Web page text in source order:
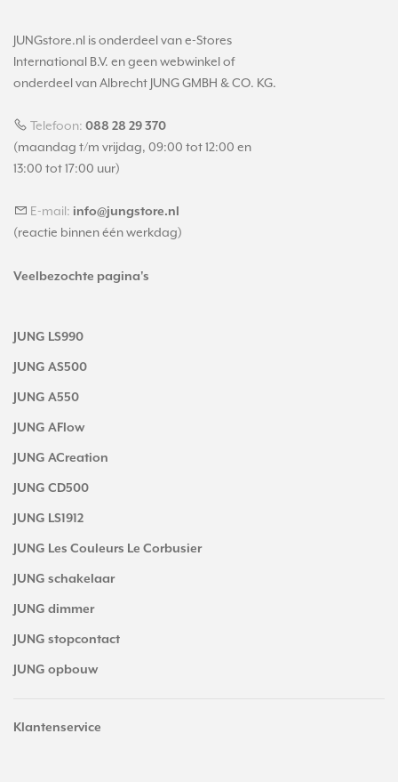
JUNGstore.nl is onderdeel van e-Stores
International B.V. en geen webwinkel of
onderdeel van Albrecht JUNG GMBH & CO. KG.
Telefoon: 088 28 29 370
(maandag t/m vrijdag, 09:00 tot 12:00 en
13:00 tot 17:00 uur)
E-mail: info@jungstore.nl
(reactie binnen één werkdag)
Veelbezochte pagina's
JUNG LS990
JUNG AS500
JUNG A550
JUNG AFlow
JUNG ACreation
JUNG CD500
JUNG LS1912
JUNG Les Couleurs Le Corbusier
JUNG schakelaar
JUNG dimmer
JUNG stopcontact
JUNG opbouw
Klantenservice